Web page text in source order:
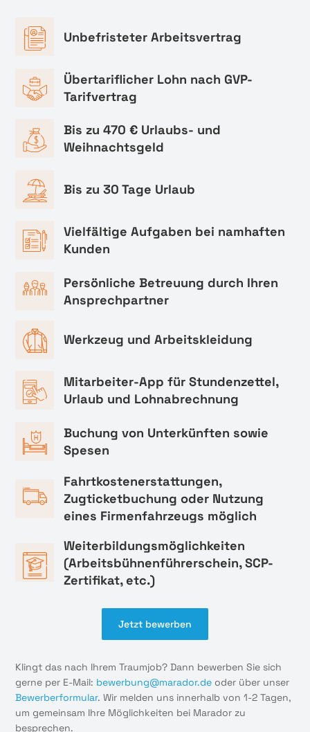
Unbefristeter Arbeitsvertrag
Übertariflicher Lohn nach GVP-
Tarifvertrag
Bis zu 470 € Urlaubs- und
Weihnachtsgeld
Bis zu 30 Tage Urlaub
Vielfältige Aufgaben bei namhaften
Kunden
Persönliche Betreuung durch Ihren
Ansprechpartner
Werkzeug und Arbeitskleidung
Mitarbeiter-App für Stundenzettel,
Urlaub und Lohnabrechnung
Buchung von Unterkünften sowie
Spesen
Fahrtkostenerstattungen,
Zugticketbuchung oder Nutzung
eines Firmenfahrzeugs möglich
Weiterbildungsmöglichkeiten
(Arbeitsbühnenführerschein, SCP-
Zertifikat, etc.)
Jetzt bewerben
Klingt das nach Ihrem Traumjob? Dann bewerben Sie sich
gerne per E-Mail: bewerbung@marador.de oder über unser
Bewerberformular. Wir melden uns innerhalb von 1-2 Tagen,
um gemeinsam Ihre Möglichkeiten bei Marador zu
besprechen.